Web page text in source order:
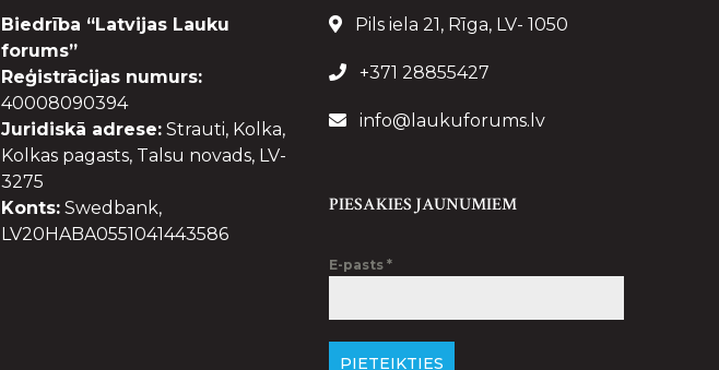
Biedrība “Latvijas Lauku
forums”
Reģistrācijas numurs:
40008090394
Juridiskā adrese: Strauti, Kolka,
Kolkas pagasts, Talsu novads, LV-
3275
Konts: Swedbank,
LV20HABA0551041443586
Pils iela 21, Rīga, LV- 1050
+371 28855427
info@laukuforums.lv
PIESAKIES JAUNUMIEM
E-pasts *
PIETEIKTIES